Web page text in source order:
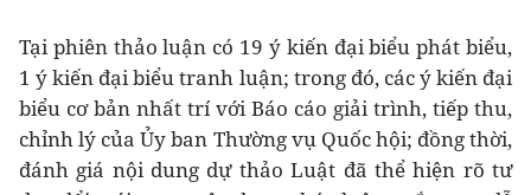
Tại phiên thảo luận có 19 ý kiến đại biểu phát biểu,
1 ý kiến đại biểu tranh luận; trong đó, các ý kiến đại
biểu cơ bản nhất trí với Báo cáo giải trình, tiếp thu,
chỉnh lý của Ủy ban Thường vụ Quốc hội; đồng thời,
đánh giá nội dung dự thảo Luật đã thể hiện rõ tư